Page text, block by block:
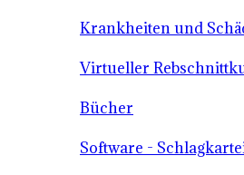
Krankheiten und
Virtueller
Bücher
Software -